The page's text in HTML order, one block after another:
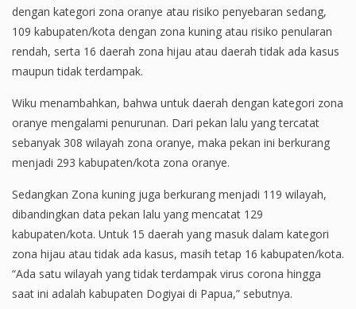
dengan kategori zona oranye atau risiko penyebaran sedang,
109 kabupaten/kota dengan zona kuning atau risiko penularan
rendah, serta 16 daerah zona hijau atau daerah tidak ada kasus
maupun tidak terdampak.
Wiku menambahkan, bahwa untuk daerah dengan kategori zona
oranye mengalami penurunan. Dari pekan lalu yang tercatat
sebanyak 308 wilayah zona oranye, maka pekan ini berkurang
menjadi 293 kabupaten/kota zona oranye.
Sedangkan Zona kuning juga berkurang menjadi 119 wilayah,
dibandingkan data pekan lalu yang mencatat 129
kabupaten/kota. Untuk 15 daerah yang masuk dalam kategori
zona hijau atau tidak ada kasus, masih tetap 16 kabupaten/kota.
“Ada satu wilayah yang tidak terdampak virus corona hingga
saat ini adalah kabupaten Dogiyai di Papua,” sebutnya.